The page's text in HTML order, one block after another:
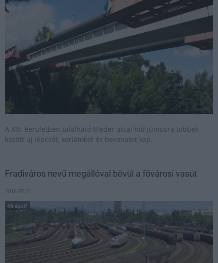
A XIII. kerületben található Meder utcai híd júniusra többek
között új lépcsőt, korlátokat és bevonatot kap.
Fradiváros nevű megállóval bővül a fővárosi vasút
2016.07.21
Mi épül?